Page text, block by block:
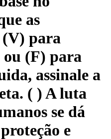
as
(V) para
(F) para
assinale a
( ) A luta
se dá
e